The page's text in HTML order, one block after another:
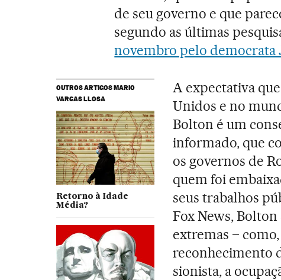
de seu governo e que
segundo as últimas
novembro pelo democrata
OUTROS ARTIGOS MARIO
VARGAS LLOSA
Retorno à Idade
Média?
A expectativa
Unidos e no
Bolton é um
informado, que
os governos de
quem foi
seus trabalhos
Fox News,
extremas –
reconhecimento
sionista, a